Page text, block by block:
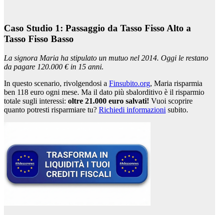
Caso Studio 1: Passaggio da Tasso Fisso Alto a
Tasso Fisso Basso
La signora Maria ha stipulato un mutuo nel 2014. Oggi le restano
da pagare 120.000 € in 15 anni.
In questo scenario, rivolgendosi a Finsubito.org, Maria risparmia
ben 118 euro ogni mese. Ma il dato più sbalorditivo è il risparmio
totale sugli interessi: oltre 21.000 euro salvati! Vuoi scoprire
quanto potresti risparmiare tu? Richiedi informazioni subito.